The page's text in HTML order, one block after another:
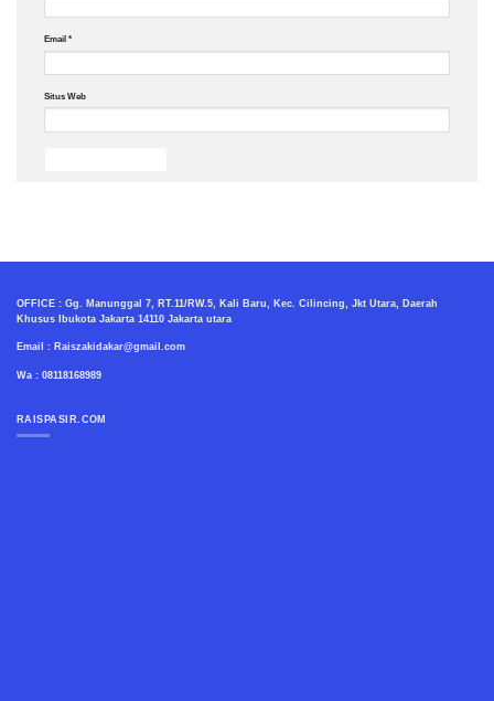
Email *
Situs Web
OFFICE : Gg. Manunggal 7, RT.11/RW.5, Kali Baru, Kec. Cilincing, Jkt Utara, Daerah
Khusus Ibukota Jakarta 14110 Jakarta utara
Email : Raiszakidakar@gmail.com
Wa : 08118168989
RAISPASIR.COM